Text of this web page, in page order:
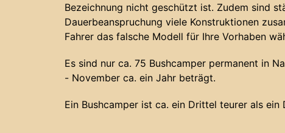
Bezeichnung nicht geschützt ist. Zudem sind
Dauerbeanspruchung viele Konstruktionen
Fahrer das falsche Modell für Ihre Vorhaben
Es sind nur ca. 75 Bushcamper permanent in
- November ca. ein Jahr beträgt.
Ein Bushcamper ist ca. ein Drittel teurer als ein